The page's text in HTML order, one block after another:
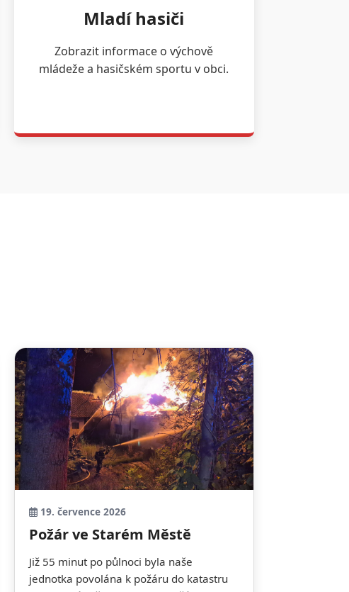
Mladí hasiči
Zobrazit informace o výchově
mládeže a hasičském sportu v obci.
19. července 2026
Požár ve Starém Městě
Již 55 minut po půlnoci byla naše
jednotka povolána k požáru do katastru